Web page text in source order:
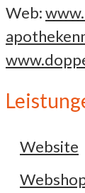
Web:
Website